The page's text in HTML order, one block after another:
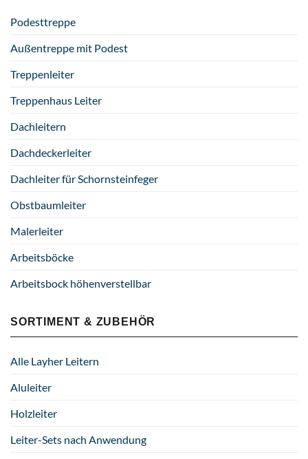
Podesttreppe
Außentreppe mit Podest
Treppenleiter
Treppenhaus Leiter
Dachleitern
Dachdeckerleiter
Dachleiter für Schornsteinfeger
Obstbaumleiter
Malerleiter
Arbeitsböcke
Arbeitsbock höhenverstellbar
SORTIMENT & ZUBEHÖR
Alle Layher Leitern
Aluleiter
Holzleiter
Leiter-Sets nach Anwendung